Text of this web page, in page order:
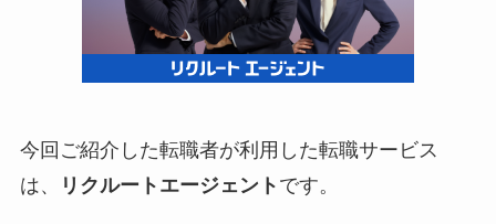
今回ご紹介した転職者が利用した転職サービス
は、
リクルートエージェント です。